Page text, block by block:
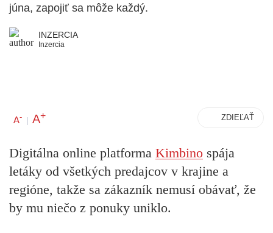
júna, zapojiť sa môže každý.
INZERCIA
Inzercia
A- | A+ ZDIEĽAŤ
Digitálna online platforma Kimbino spája
letáky od všetkých predajcov v krajine a
regióne, takže sa zákazník nemusí obávať, že
by mu niečo z ponuky uniklo.